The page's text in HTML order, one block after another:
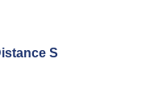
S